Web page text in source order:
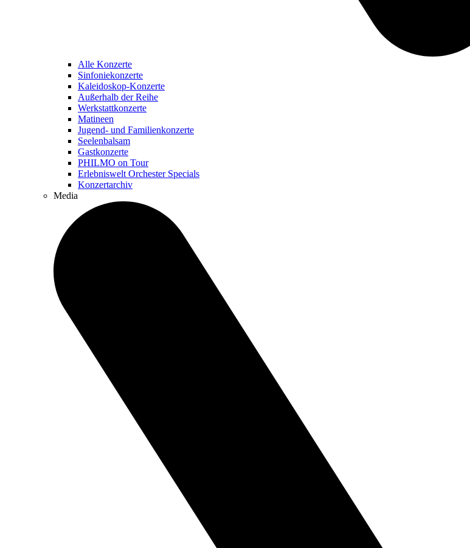
Alle Konzerte
Sinfoniekonzerte
Kaleidoskop-Konzerte
Außerhalb der Reihe
Werkstattkonzerte
Matineen
Jugend- und Familienkonzerte
Seelenbalsam
Gastkonzerte
PHILMO on Tour
Erlebniswelt Orchester Specials
Konzertarchiv
Media